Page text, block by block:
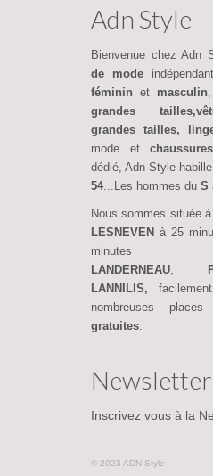
Adn Style
Bienvenue chez Adn
de mode
féminin et masculin,
grandes
grandes tailles,
mode etchaussures
dédié, Adn Style
54...Les hommes du S
Nous sommes située
LESNEVEN à 25
LANDERNEAU,
LANNILIS,
nombreuses
gratuites.
Inscrivez vous à la
© 2023 ADN Style